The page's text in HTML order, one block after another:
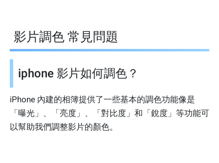
影片調色 常見問題
iphone 影片如何調色？
iPhone 內建的相簿提供了一些基本的調色功能像是
「曝光」、「亮度」、「對比度」和「銳度」等功能可
以幫助我們調整影片的顏色。